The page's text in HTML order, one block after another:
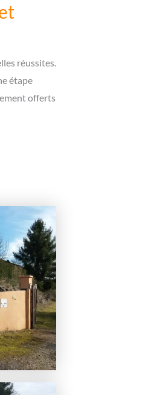
réussites.
étape
offerts